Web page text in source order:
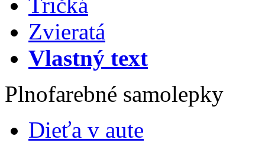
Zvieratá
Vlastný text
Plnofarebné samolepky
Dieťa v aute